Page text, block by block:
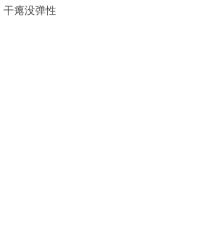
干瘪没弹性